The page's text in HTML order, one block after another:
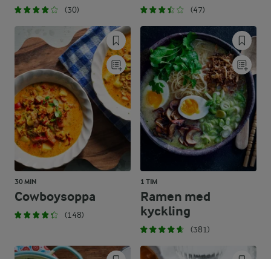
(30) (47)
30 MIN
Cowboysoppa
(148)
1 TIM
Ramen med
kyckling
(381)